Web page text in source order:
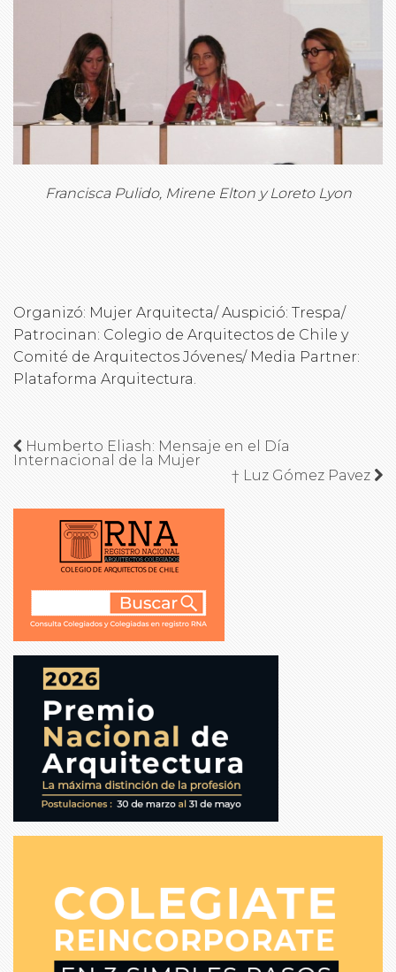
Francisca Pulido, Mirene Elton y Loreto Lyon
Organizó: Mujer Arquitecta/ Auspició: Trespa/
Patrocinan: Colegio de Arquitectos de Chile y
Comité de Arquitectos Jóvenes/ Media Partner:
Plataforma Arquitectura.
Humberto Eliash: Mensaje en el Día
Internacional de la Mujer
† Luz Gómez Pavez